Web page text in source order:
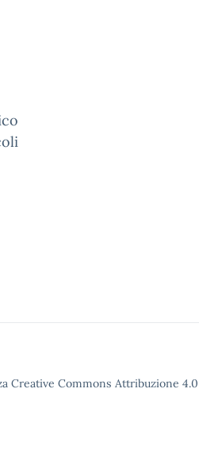
Creative Commons Attribuzione